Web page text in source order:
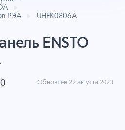
РЭА
UHFK0806A
ENSTO
Обновлен 22 августа 2023